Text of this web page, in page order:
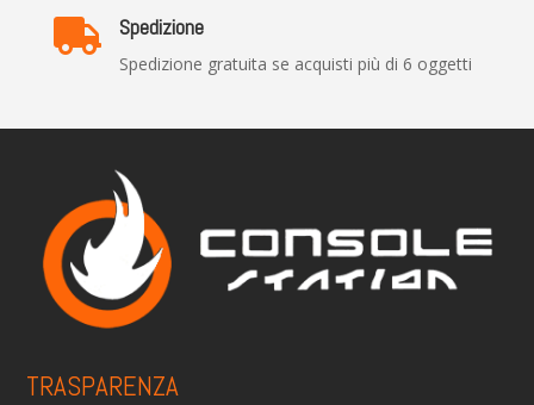
 Spedizione
Spedizione gratuita se acquisti più di 6 oggetti
TRASPARENZA